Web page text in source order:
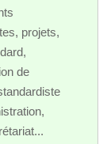
projets,
de